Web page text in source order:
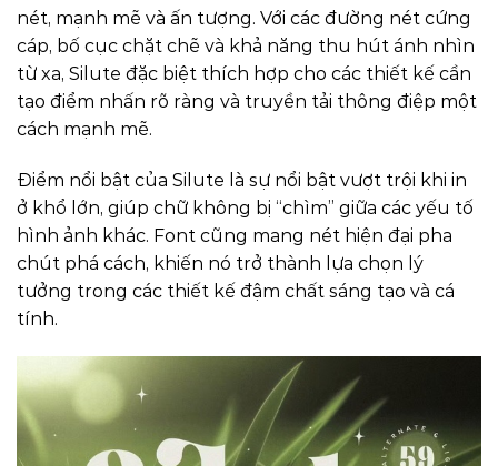
nét, mạnh mẽ và ấn tượng. Với các đường nét cứng
cáp, bố cục chặt chẽ và khả năng thu hút ánh nhìn
từ xa, Silute đặc biệt thích hợp cho các thiết kế cần
tạo điểm nhấn rõ ràng và truyền tải thông điệp một
cách mạnh mẽ.
Điểm nổi bật của Silute là sự nổi bật vượt trội khi in
ở khổ lớn, giúp chữ không bị “chìm” giữa các yếu tố
hình ảnh khác. Font cũng mang nét hiện đại pha
chút phá cách, khiến nó trở thành lựa chọn lý
tưởng trong các thiết kế đậm chất sáng tạo và cá
tính.